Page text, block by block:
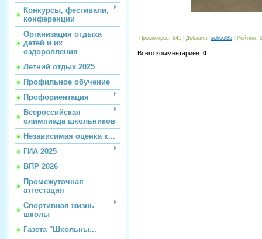
Конкурсы, фестивали,
конференции
Организация отдыха
детей и их
оздоровления
Летний отдых 2025
Профильное обучение
Профориентация
Всероссийская
олимпиада школьников
Независимая оценка к...
ГИА 2025
ВПР 2026
Промежуточная
аттестация
Спортивная жизнь
школы
Газета "Школьны...
Просмотров: 641 Добавил: school35 Рейтинг:
Всего комментариев: 0